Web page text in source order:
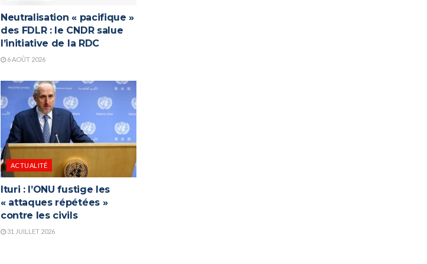
Neutralisation « pacifique »
des FDLR : le CNDR salue
l’initiative de la RDC
6 AOÛT 2026
ACTUALITÉ
Ituri : l’ONU fustige les
« attaques répétées »
contre les civils
31 JUILLET 2026